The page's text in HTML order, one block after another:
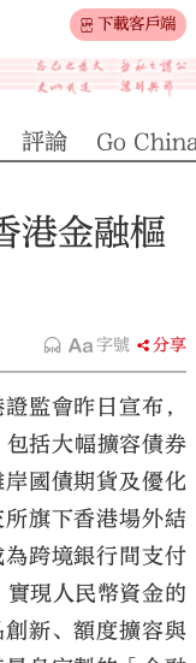
下載客戶端
評論 Go
港金融樞
字號 分享
監會昨日宣布，
括大幅擴容債券
國債期貨及優化
旗下香港場外結
跨境銀行間支付
現人民幣資金的
新、額度擴容與